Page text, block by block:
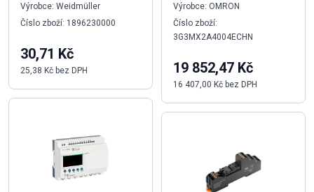
Výrobce: Weidmüller
Číslo zboží: 1896230000
30,71 Kč
25,38 Kč bez DPH
Výrobce: OMRON
Číslo zboží:
3G3MX2A4004ECHN
19 852,47 Kč
16 407,00 Kč bez DPH